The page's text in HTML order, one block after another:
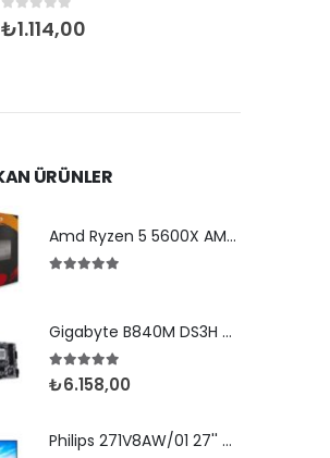
5 üzerinden
₺1.114,00
ÜRÜNLER
Amd Ryzen 5 5600X AM4Pin 65W Fanlı (Box)
Gigabyte B840M DS3H D5 AM5 Hdmi Dp Type-C
5.005 üzerinden
₺6.158,00
Philips 271V8AW/01 27'' 4ms FHD 75Hz MM Beyaz IPS